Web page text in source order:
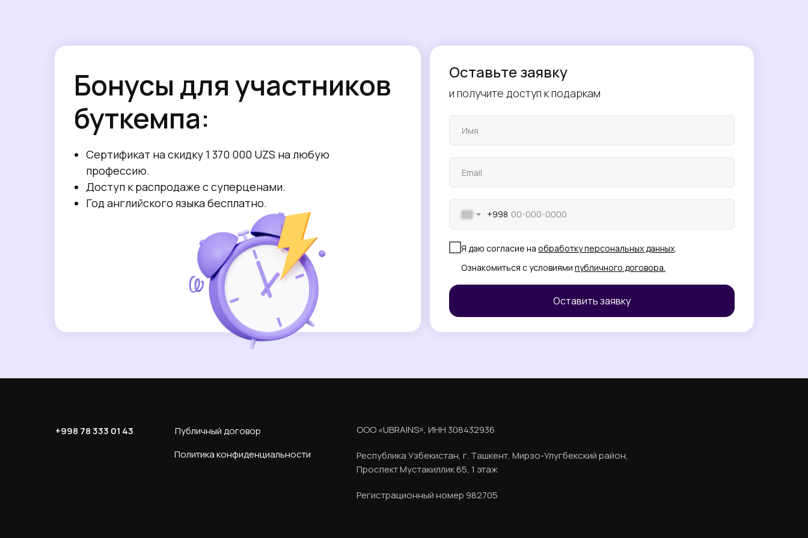
Оставьте заявку
и получите доступ к подаркам
Бонусы для участников
буткемпа:
+998
Я даю согласие на обработку персональных данных.
Ознакомиться с условиями публичного договора.
Оставить заявку
Сертификат на скидку 1 370 000 UZS на любую
профессию.
Доступ к распродаже с суперценами.
Год английского языка бесплатно.
+998 78 333 01 43
Публичный договор
Политика конфиденциальности
ООО «UBRAINS», ИНН 308432936
Республика Узбекистан, г. Ташкент, Мирзо-Улугбекский район,
Проспект Мустакиллик 65, 1 этаж
Регистрационный номер 982705